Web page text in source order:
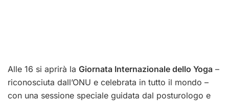
Alle 16 si aprirà la Giornata Internazionale dello Yoga –
riconosciuta dall’ONU e celebrata in tutto il mondo –
con una sessione speciale guidata dal posturologo e